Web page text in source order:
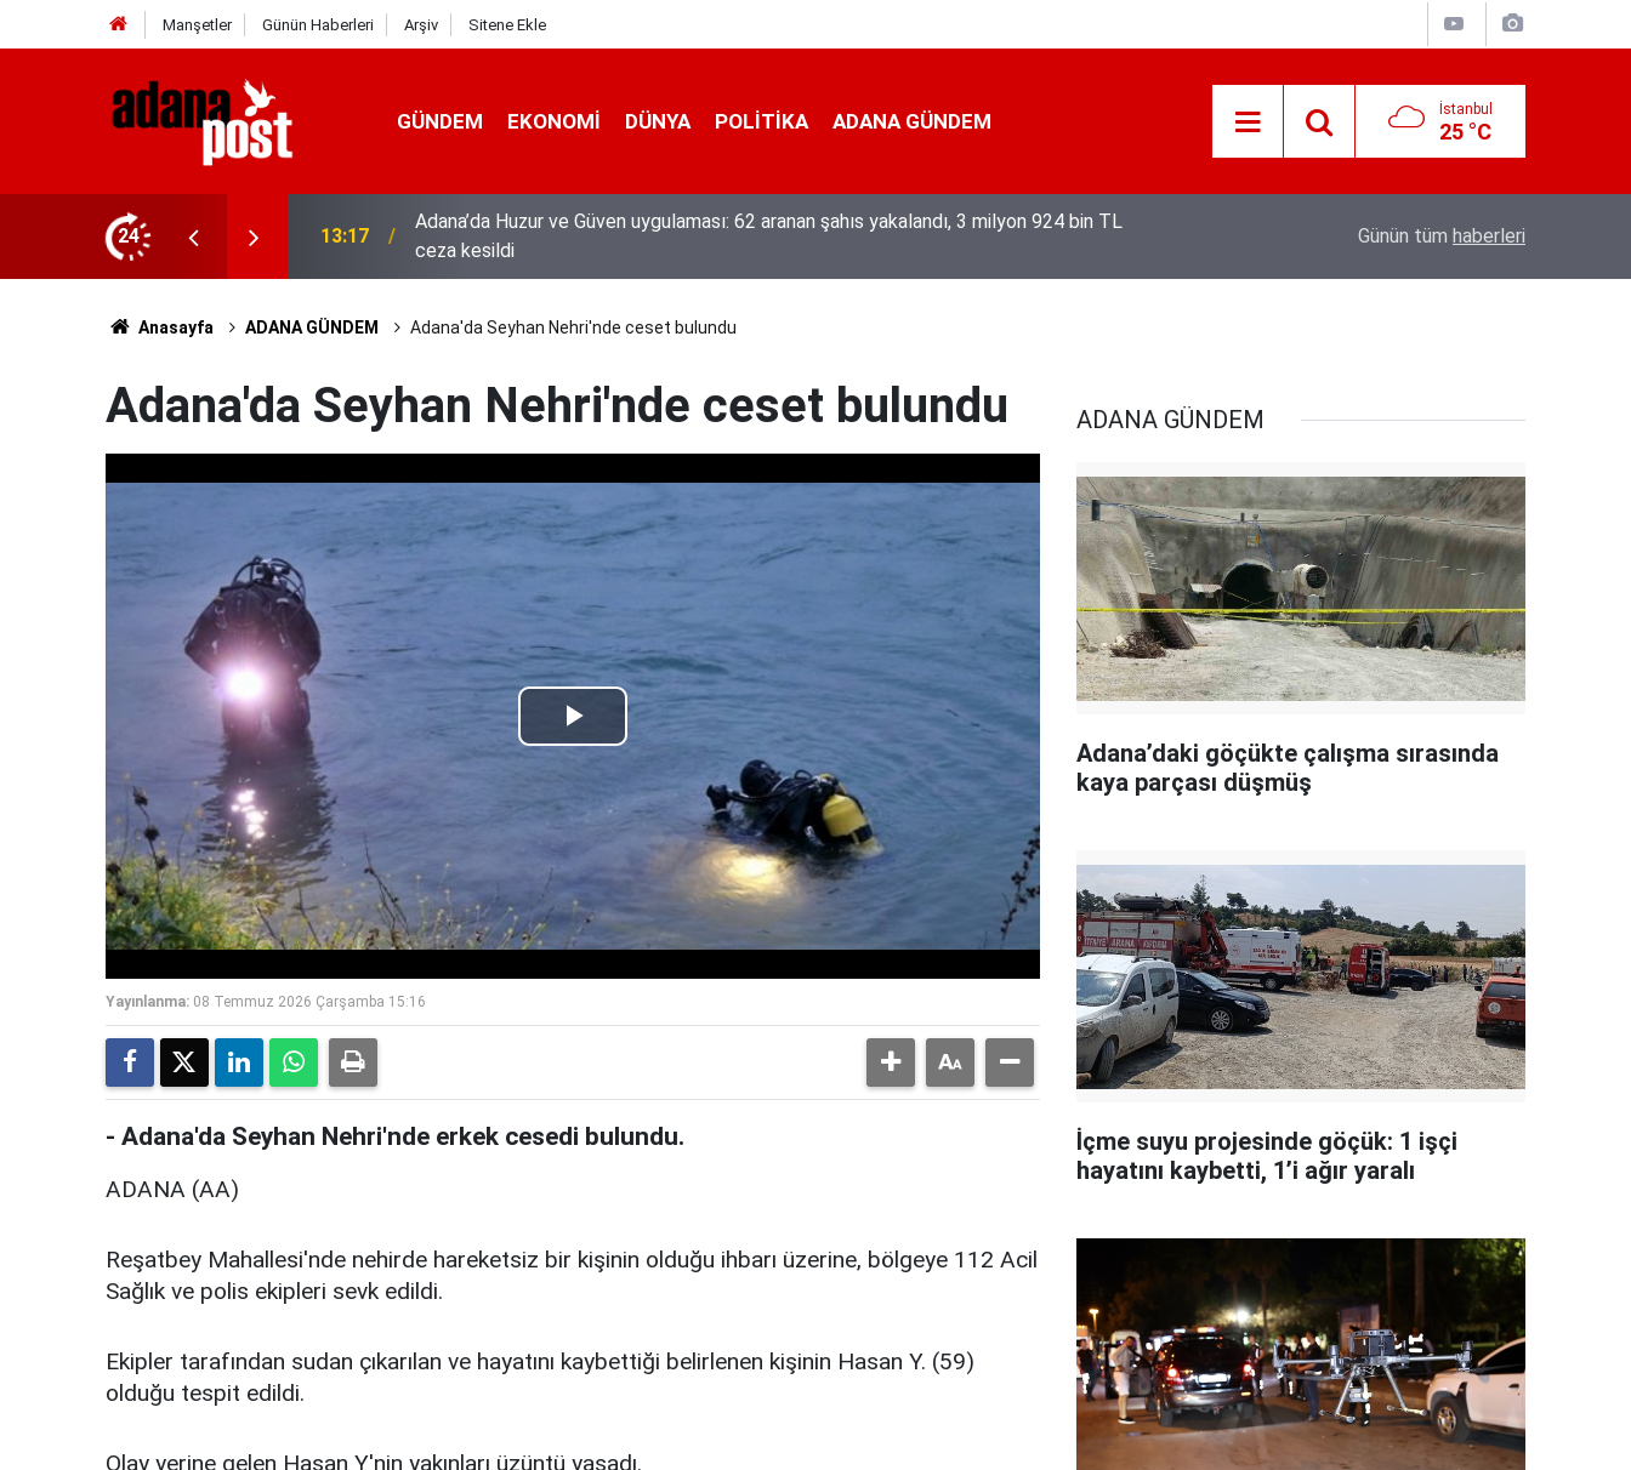
Manşetler Günün Haberleri Arşiv Sitene Ekle
GÜNDEM EKONOMI DÜNYA POLİTİKA ADANA GÜNDEM İstanbul
25 °C
24
yakalandı, 3 milyon 924 bin TL
13:01 52 yıldır el emeğiyle üretiyor, mesleğin yok olmamasına karşı direniyor Hava 40, asfalt 200 derece: Adana’da
Günün tüm haberleri
Anasayfa ADANA GÜNDEM Adana'da Seyhan Nehri'nde ceset bulundu
Adana'da Seyhan Nehri'nde ceset bulundu
Play
Video
Yayınlanma: 08 Temmuz 2026 Çarşamba 15:16
- Adana'da Seyhan Nehri'nde erkek cesedi bulundu.
ADANA (AA)
Reşatbey Mahallesi'nde nehirde hareketsiz bir kişinin olduğu ihbarı üzerine, bölgeye 112 Acil
Sağlık ve polis ekipleri sevk edildi.
Ekipler tarafından sudan çıkarılan ve hayatını kaybettiği belirlenen kişinin Hasan Y. (59)
olduğu tespit edildi.
Olay yerine gelen Hasan Y'nin yakınları üzüntü yaşadı.
ADANA GÜNDEM
Adana’daki göçükte çalışma sırasında
kaya parçası düşmüş
İçme suyu projesinde göçük: 1 işçi
hayatını kaybetti, 1’i ağır yaralı